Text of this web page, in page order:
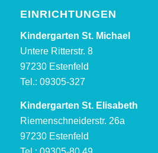
EINRICHTUNGEN
Kindergarten St. Michael
Untere Ritterstr. 8
97230 Estenfeld
Tel.: 09305-327
Kindergarten St. Elisabeth
Riemenschneiderstr. 26a
97230 Estenfeld